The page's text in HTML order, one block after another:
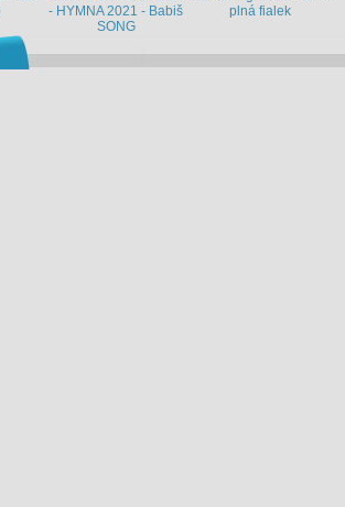
- HYMNA 2021 - Babiš
SONG
plná fialek